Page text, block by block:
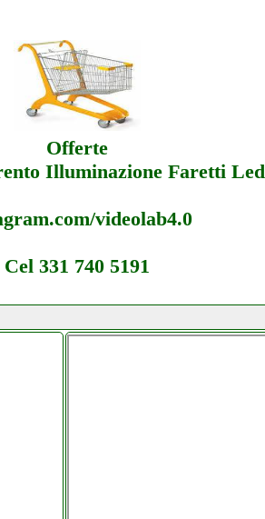
Offerte
Illuminazione Faretti Led
videolab4.0
Cel 331 740 5191